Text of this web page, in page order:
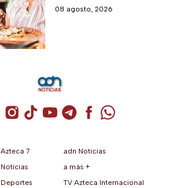
transporte y tiendas
servicio y los lugares
08 agosto, 2026
Cuenta de X / Twitter (se abre en una
Cuenta de Instagram (se abre en una
Cuenta de TikTok (se abre en
Cuenta de YouTube (se abre
Cuenta de Telegram (se
Cuenta de
Cuenta de
Azteca 7
Noticias
Deportes
adn Noticias
a más +
TV Azteca Internacional